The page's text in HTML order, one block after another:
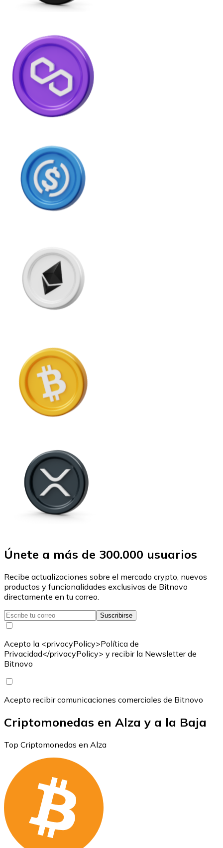
Únete a más de 300.000 usuarios
Recibe actualizaciones sobre el mercado crypto, nuevos
productos y funcionalidades exclusivas de Bitnovo
directamente en tu correo.
Suscribirse
Acepto la <privacyPolicy>Política de
Privacidad</privacyPolicy> y recibir la Newsletter de
Bitnovo
Acepto recibir comunicaciones comerciales de Bitnovo
Criptomonedas en Alza y a la Baja
Top Criptomonedas en Alza